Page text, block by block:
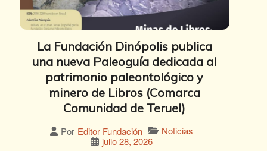
La Fundación Dinópolis publica
una nueva Paleoguía dedicada al
patrimonio paleontológico y
minero de Libros (Comarca
Comunidad de Teruel)
Por Editor Fundación
Noticias
julio 28, 2026